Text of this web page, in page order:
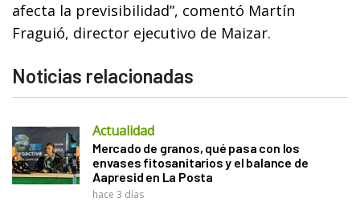
afecta la previsibilidad”, comentó Martín
Fraguió, director ejecutivo de Maizar.
Noticias relacionadas
Actualidad
Mercado de granos, qué pasa con los
envases fitosanitarios y el balance de
Aapresid en La Posta
hace 3 días